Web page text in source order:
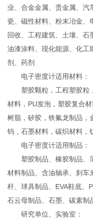
业、合金金属、贵金属、汽
瓷、磁性材料、粉末冶金、
回收、工程建筑、土壤、石
油漆涂料、现化能源、化工
剂、药剂
电子密度计适用材料：
塑胶颗粒，工程塑胶粒，
材料，PU发泡，塑胶复合
树脂，矽胶，铁氟龙制品，
钨，石墨材料，碳织材料，
电子密度计适用制品：
塑胶制品、橡胶制品、
材料制品、含油轴承、刹车
杆、球具制品、EVA鞋底、
石云母制品、石墨、碳素制
研究单位、实验室：